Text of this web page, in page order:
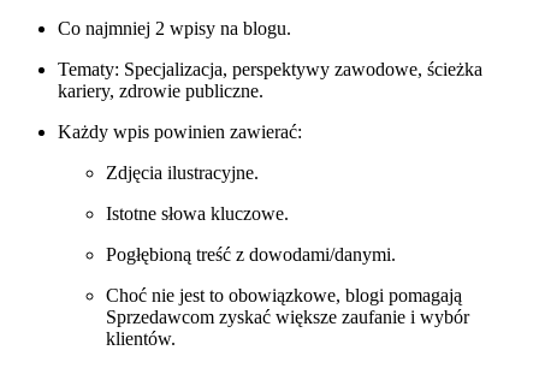
Co najmniej 2 wpisy na blogu.
Tematy: Specjalizacja, perspektywy zawodowe, ścieżka
kariery, zdrowie publiczne.
Każdy wpis powinien zawierać:
Zdjęcia ilustracyjne.
Istotne słowa kluczowe.
Pogłębioną treść z dowodami/danymi.
Choć nie jest to obowiązkowe, blogi pomagają
Sprzedawcom zyskać większe zaufanie i wybór
klientów.